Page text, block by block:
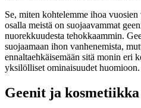
Se, miten kohtelemme ihoa
osalla meistä on suojaavammat
nuorekkuudesta tehokkaammin.
suojaamaan ihon vanhenemista,
ennaltaehkäisemään sitä monin eri
yksilölliset ominaisuudet huomioon.
Geenit ja kosmetiikka